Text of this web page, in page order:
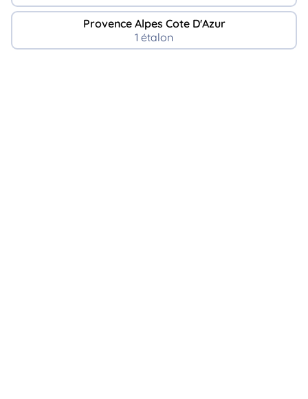
Provence Alpes Cote D'Azur
1 étalon